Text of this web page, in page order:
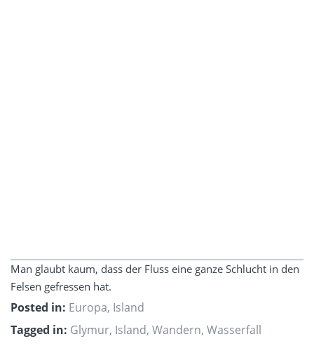
Man glaubt kaum, dass der Fluss eine ganze Schlucht in den
Felsen gefressen hat.
Posted in: Europa, Island
Tagged in: Glymur, Island, Wandern, Wasserfall